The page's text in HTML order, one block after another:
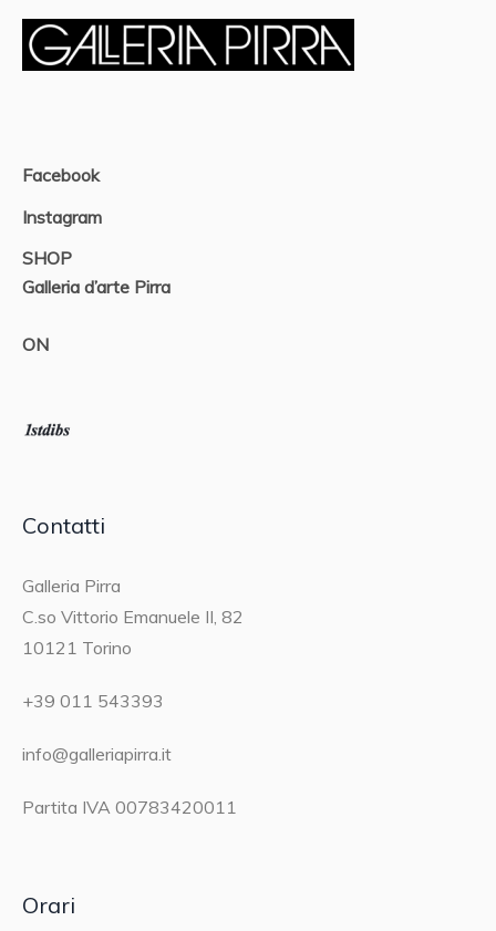
Facebook
Instagram
SHOP
Galleria d’arte Pirra
ON
Contatti
Galleria Pirra
C.so Vittorio Emanuele II, 82
10121 Torino
+39 011 543393
info@galleriapirra.it
Partita IVA 00783420011
Orari